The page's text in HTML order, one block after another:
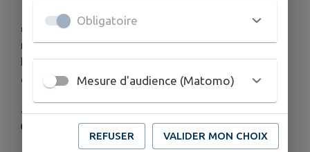
🎁 Bonus : un composteur (bois ou plastique) sera
remis aux habitants du Grand Reims à l’issue de
l’atelier (sur présentation d’un justificatif de
domicile).
⚠️
👉 voir
lien🔗
Renseignements:
Obligatoire
Mesure d'audience (Matomo)
REFUSER VALIDER MON CHOIX